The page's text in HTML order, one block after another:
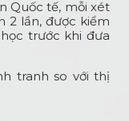
Quốc tế, mỗi xét
2 lần, được kiểm
trước khi đưa
tranh so với thị